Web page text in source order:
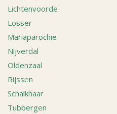
Lichtenvoorde
Losser
Mariaparochie
Nijverdal
Oldenzaal
Rijssen
Schalkhaar
Tubbergen